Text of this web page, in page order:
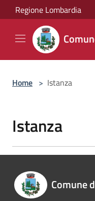
Salta al contenuto principale
Regione Lombardia
Home > Istanza
Istanza
Comune